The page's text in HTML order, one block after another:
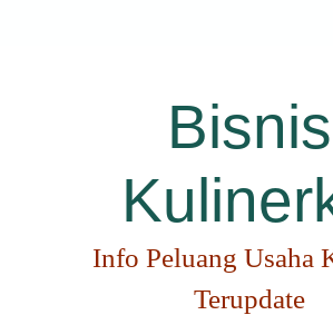
Bisnis
Info Peluang Usaha
Terupdate